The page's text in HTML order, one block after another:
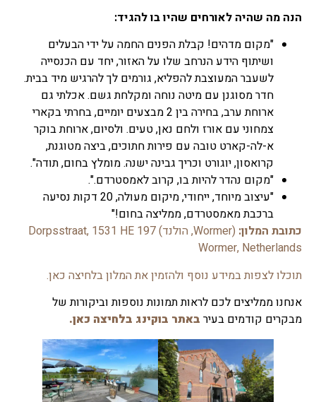
הנה מה שהיה לאורחים שהיו בו להגיד:
"מקום מדהים! קבלת הפנים החמה על ידי הבעלים
ושיתוף הידע הנרחב שלו על האזור, יחד עם הכנסייה
לשעבר המעוצבת להפליא, גורמים לך להרגיש מיד בבית.
חדר מסוגנן עם מיטה נוחה ומקלחת גשם. אכלתי גם
ארוחת ערב, בחירה בין 2 מבצעים יומיים, בחרתי בקארי
צמחוני עם אורז ולחם נאן, טעים. ולסיום, ארוחת בוקר
א-לה-קארט טובה עם פירות חתוכים, ביצה מטוגנת,
קרואסון, יוגורט וכריך גבינה ישנה. מומלץ בחום, תודה".
"מקום נהדר להיות בו, קרוב לאמסטרדם.".
"עיצוב מיוחד, ייחודי, מיקום מעולה, 20 דקות נסיעה
ברכבת מאמסטרדם, ממליצה בחום!"
כתובת המלון:
(Wormer, הולנד) 197 Dorpsstraat, 1531 HE
Wormer, Netherlands
תוכלו לצפות במידע נוסף ולהזמין את המלון בלחיצה כאן.
אנחנו ממליצים לכם לראות תמונות נוספות וביקורות של
מבקרים קודמים בעיר באתר בוקינג בלחיצה כאן.